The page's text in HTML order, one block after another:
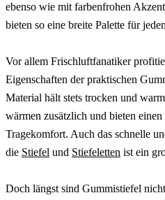
ebenso wie mit farbenfrohen
bieten so eine breite Palette für
Vor allem Frischluftfanatiker
Eigenschaften der praktischen
Material hält stets trocken und
wärmen zusätzlich und bieten einen
Tragekomfort. Auch das schnelle
die Stiefel und Stiefeletten ist ein
Doch längst sind Gummistiefel